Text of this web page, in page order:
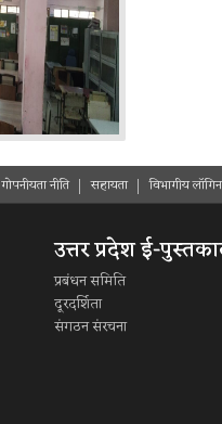
गोपनीयता नीति सहायता विभागीय लॉगिन
उत्तर प्रदेश ई-
प्रबंधन समिति
दूरदर्शिता
संगठन संरचना